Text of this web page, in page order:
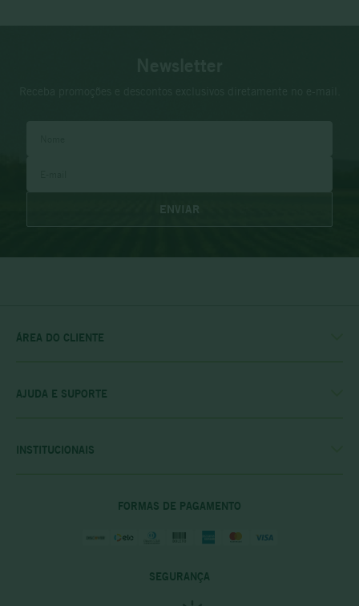
ENVIAR
ÁREA DO CLIENTE
AJUDA E SUPORTE
PRIVACIDADE E SEGURANÇA
INSTITUCIONAIS
FORMAS DE PAGAMENTO
SEGURANÇA